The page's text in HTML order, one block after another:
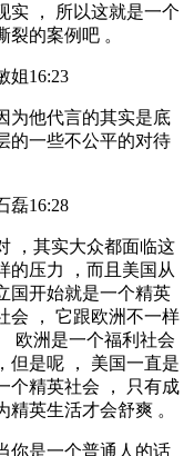
实 ， 所以这就是一个
裂的案例吧 。
姐16:23
为他代言的其实是底
的一些不公平的对待
磊16:28
，其实大众都面临这
的压力 ，而且美国从
国开始就是一个精英
会 ， 它跟欧洲不一样
欧洲是一个福利社会
，但是呢 ， 美国一直是
个精英社会 ， 只有成
精英生活才会舒爽 。
你是一个普通人的话